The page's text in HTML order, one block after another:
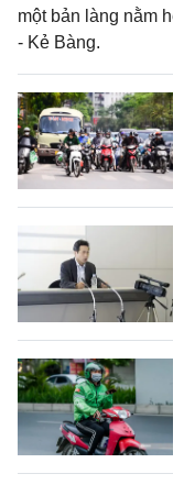
một bản làng nằm
- Kẻ Bàng.